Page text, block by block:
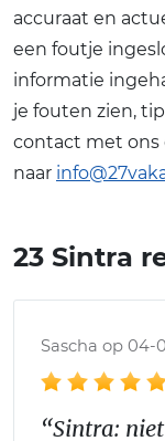
accuraat en
een foutje
informatie
je fouten zien,
contact met ons
naar
23 Sintra
Sascha op 04-
“Sintra: